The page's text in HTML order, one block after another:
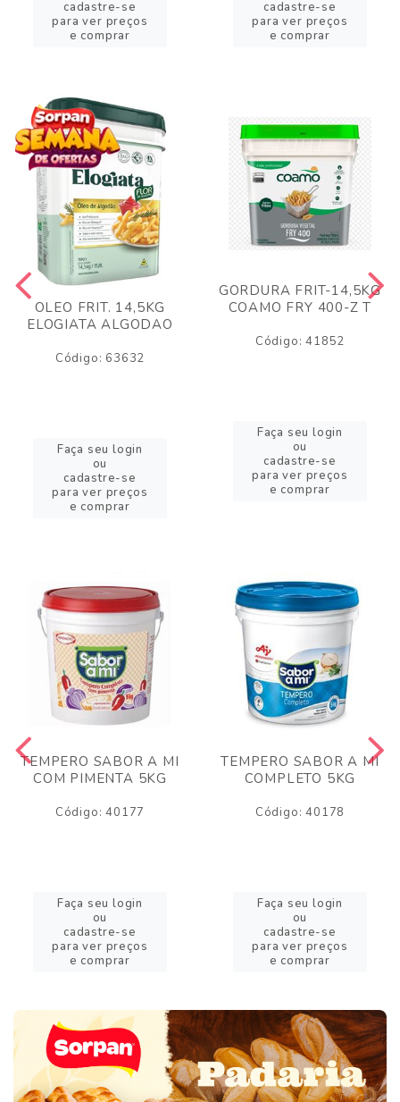
cadastre-se
para ver preços
e comprar
cadastre-se
para ver preços
e comprar
OLEO FRIT. 14,5KG
ELOGIATA ALGODAO
Código: 63632
Faça seu login
ou
cadastre-se
para ver preços
e comprar
GORDURA FRIT-14,5KG
COAMO FRY 400-Z T
Código: 41852
Faça seu login
ou
cadastre-se
para ver preços
e comprar
TEMPERO SABOR A MI
COM PIMENTA 5KG
Código: 40177
Faça seu login
ou
cadastre-se
para ver preços
e comprar
TEMPERO SABOR A MI
COMPLETO 5KG
Código: 40178
Faça seu login
ou
cadastre-se
para ver preços
e comprar